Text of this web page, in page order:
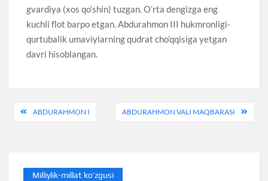
gvardiya (xos qo’shin) tuzgan. O’rta dengizga eng
kuchli flot barpo etgan. Abdurahmon III hukmronligi-
qurtubalik umaviylarning qudrat cho’qqisiga yetgan
davri hisoblangan.
PostABDURAHMON I ABDURAHMON VALI MAQBARASI
Milliylik-millat ko’zgusi